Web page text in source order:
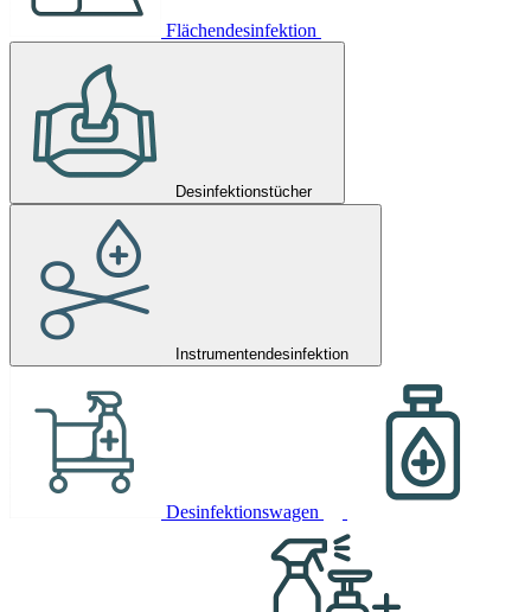
Flächendesinfektion
Desinfektionstücher
Instrumentendesinfektion
Desinfektionswagen